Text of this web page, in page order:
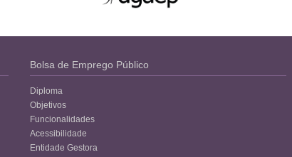
Bolsa de Emprego Público
Diploma
Objetivos
Funcionalidades
Acessibilidade
Entidade Gestora